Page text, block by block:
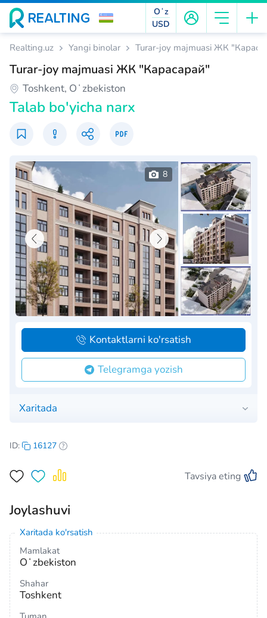
Oʻz
USD
Realting.uz Yangi binolar Turar-joy majmuasi ЖК
Turar-joy majmuasi ЖК "Карасарай"
Toshkent, Oʻzbekiston
Talab bo'yicha narx
Xaritada
8
Telegramga yozish
Kontaktlarni ko'rsatish
ID: 16127
Tavsiya eting
Joylashuvi
Xaritada ko'rsatish
Mamlakat
Oʻzbekiston
Shahar
Toshkent